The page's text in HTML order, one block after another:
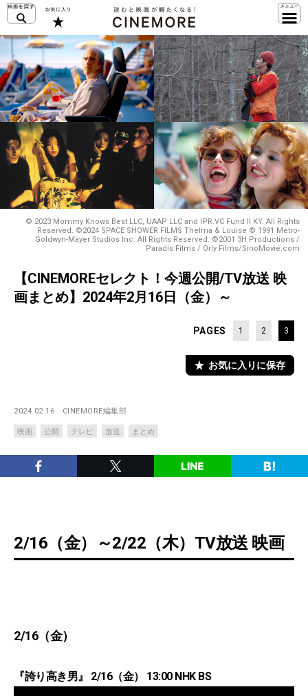
© 2023 Mommy Knows Best LLC, UAAP LLC and IPR.VC Fund II KY. All Rights
Reserved. ©2024 SPACE SHOWER FILMS Thelma & Louise © 1991 Metro-
Goldwyn-Mayer Studios Inc. All Rights Reserved. ©2001 3H Productions /
Paradis Films / Orly Films/SinoMovie.com
【CINEMOREセレクト！今週公開/TV放送 映
画まとめ】2024年2月16日（金）～
PAGES 1 2 3
お気に入りに保存
2024.02.16 CINEMORE編集部
映画 公開 テレビ 放送 まとめ
2/16（金）～2/22（木）TV放送 映画
2/16（金）
『誇り高き男』 2/16（金） 13:00 NHK BS